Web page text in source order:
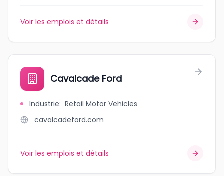
Voir les emplois et détails
Cavalcade Ford
Industrie: Retail Motor Vehicles
cavalcadeford.com
Voir les emplois et détails